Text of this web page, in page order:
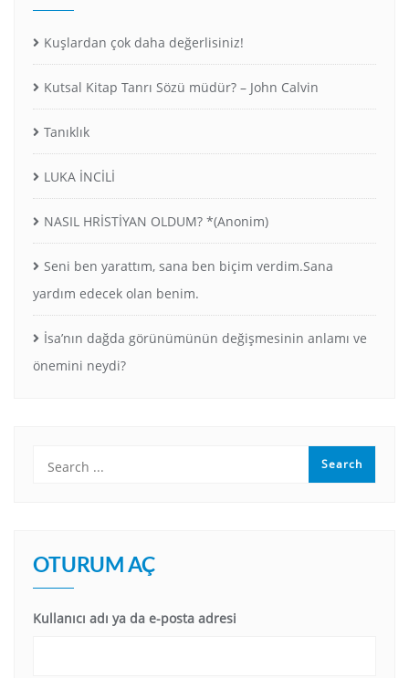
Kuşlardan çok daha değerlisiniz!
Kutsal Kitap Tanrı Sözü müdür? – John Calvin
Tanıklık
LUKA İNCİLİ
NASIL HRİSTİYAN OLDUM? *(Anonim)
Seni ben yarattım, sana ben biçim verdim.Sana
yardım edecek olan benim.
İsa’nın dağda görünümünün değişmesinin anlamı ve
önemini neydi?
OTURUM AÇ
Kullanıcı adı ya da e-posta adresi